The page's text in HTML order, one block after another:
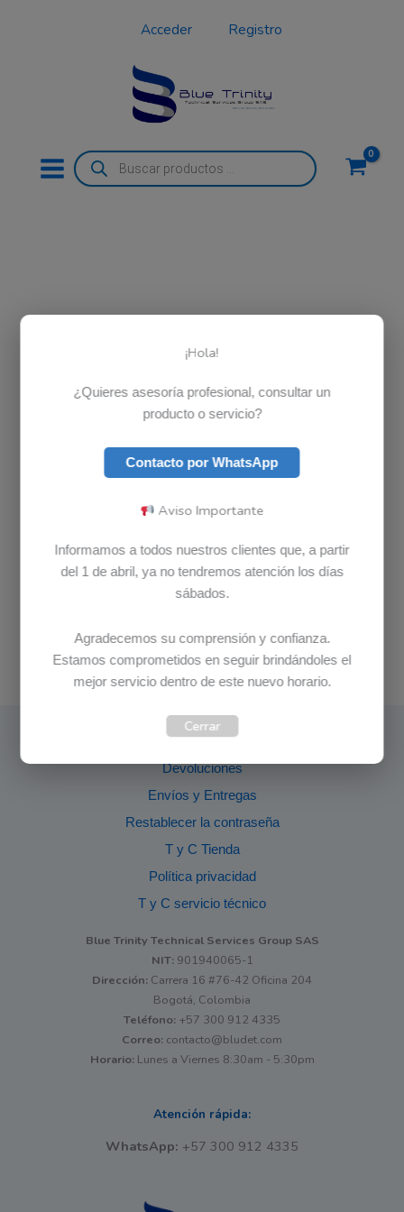
Acceder Registro
Búsqueda
de
productos
Garantías
Devoluciones
Envíos y Entregas
Restablecer la contraseña
T y C Tienda
Política privacidad
T y C servicio técnico
Blue Trinity Technical Services Group SAS
NIT:901940065-1
Dirección: Carrera 16 #76-42 Oficina 204
Bogotá, Colombia
Teléfono: +57 300 912 4335
Correo: contacto@bludet.com
Horario:Lunes a Viernes 8:30am - 5:30pm
Atención rápida:
WhatsApp: +57 300 912 4335
¡Hola!
¿Quieres asesoría profesional, consultar un
producto o servicio?
Contacto por WhatsApp
Aviso Importante
Informamos a todos nuestros clientes que, a partir
del 1 de abril, ya no tendremos atención los días
sábados.
Agradecemos su comprensión y confianza.
Estamos comprometidos en seguir brindándoles el
mejor servicio dentro de este nuevo horario.
Cerrar